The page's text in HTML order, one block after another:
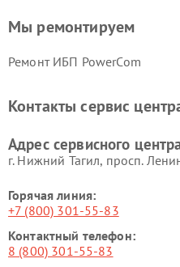
Мы ремонтируем
Ремонт ИБП PowerCom
Контакты сервис
Адрес сервисного
г. Нижний Тагил, просп.
Горячая линия:
+7 (800) 301-55-83
Контактный телефон:
8 (800) 301-55-83